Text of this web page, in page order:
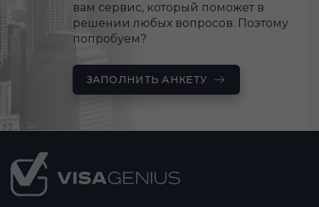
вам сервис, который поможет в
решении любых вопросов. Поэтому
попробуем?
ЗАПОЛНИТЬ АНКЕТУ
Подвал
сайта